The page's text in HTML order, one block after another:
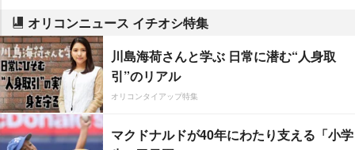
オリコンニュース イチオシ特集
川島海荷さんと学ぶ 日常に潜む“人身取
引”のリアル
オリコンタイアップ特集
マクドナルドが40年にわたり支える「小学